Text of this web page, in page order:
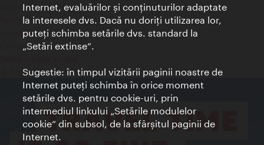
Declaraţie privind protecţia datelor
Terms of Use
Accesibilitate
Contact presa
© Copyright Wien Tourismus
Internet, evaluărilor şi conţinuturilor adaptate
la interesele dvs. Dacă nu doriţi utilizarea lor,
puteţi schimba setările dvs. standard la
„Setări extinse“.
Sugestie: în timpul vizitării paginii noastre de
Internet puteţi schimba în orice moment
setările dvs. pentru cookie-uri, prin
intermediul linkului „Setările modulelor
cookie“ din subsol, de la sfârşitul paginii de
Internet.